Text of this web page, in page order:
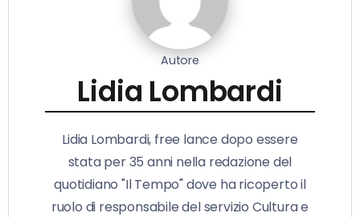
Autore
Lidia Lombardi
Lidia Lombardi, free lance dopo essere
stata per 35 anni nella redazione del
quotidiano "Il Tempo" dove ha ricoperto il
ruolo di responsabile del servizio Cultura e